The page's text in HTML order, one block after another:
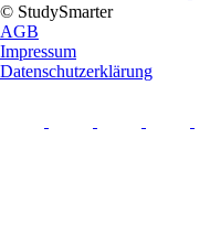
© StudySmarter
AGB
Impressum
Datenschutzerklärung